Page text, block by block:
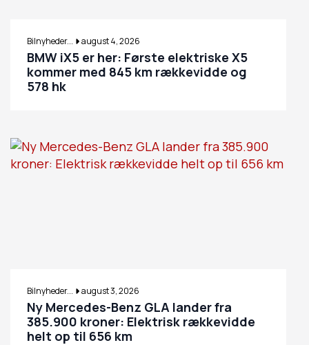
Bilnyheder... august 4, 2026
BMW iX5 er her: Første elektriske X5
kommer med 845 km rækkevidde og
578 hk
Bilnyheder... august 3, 2026
Ny Mercedes-Benz GLA lander fra
385.900 kroner: Elektrisk rækkevidde
helt op til 656 km